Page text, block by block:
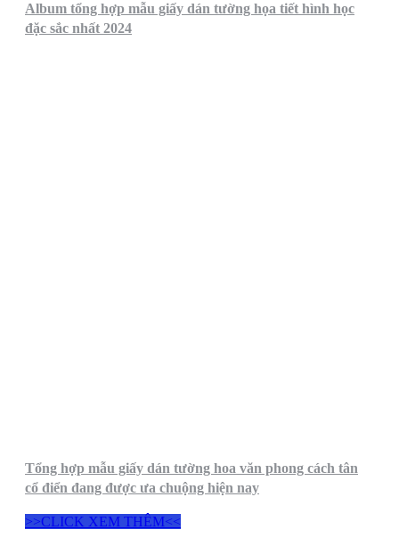
Album tổng hợp mẫu giấy dán tường họa tiết hình học
đặc sắc nhất 2024
Tổng hợp mẫu giấy dán tường hoa văn phong cách tân
cổ điển đang được ưa chuộng hiện nay
>>CLICK XEM THÊM<<